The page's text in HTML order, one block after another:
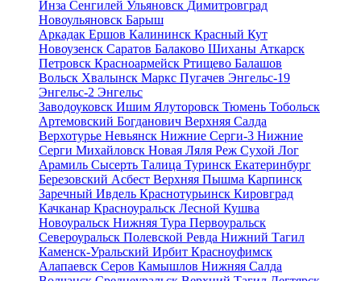
Инза Сенгилей Ульяновск Димитровград
Новоульяновск Барыш
Аркадак Ершов Калининск Красный Кут
Новоузенск Саратов Балаково Шиханы Аткарск
Петровск Красноармейск Ртищево Балашов
Вольск Хвалынск Маркс Пугачев Энгельс-19
Энгельс-2 Энгельс
Заводоуковск Ишим Ялуторовск Тюмень Тобольск
Артемовский Богданович Верхняя Салда
Верхотурье Невьянск Нижние Серги-3 Нижние
Серги Михайловск Новая Ляля Реж Сухой Лог
Арамиль Сысерть Талица Туринск Екатеринбург
Березовский Асбест Верхняя Пышма Карпинск
Заречный Ивдель Краснотурьинск Кировград
Качканар Красноуральск Лесной Кушва
Новоуральск Нижняя Тура Первоуральск
Североуральск Полевской Ревда Нижний Тагил
Каменск-Уральский Ирбит Красноуфимск
Алапаевск Серов Камышлов Нижняя Салда